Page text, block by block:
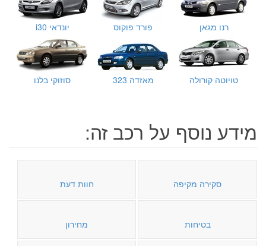
רנו מגאן פורד פוקוס יונדאי i30
טויוטה קורולה מאזדה 323 סוזוקי בלנו
מידע נוסף על רכב זה:
סקירה מקיפה חוות דעת
בטיחות מחירון